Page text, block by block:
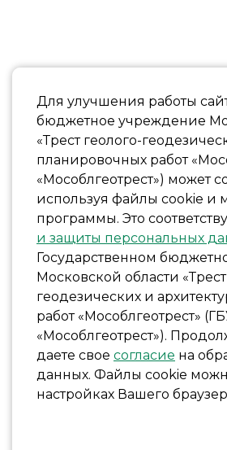
Для улучшения работы
бюджетное учреждение
«Трест геолого-
планировочных работ
«Мособлгеотрест») может
используя файлы cookie и
программы. Это
и защиты персональных
Государственном
Московской области
геодезических и
работ «Мособлгеотрест»
«Мособлгеотрест»).
даете свое согласие на
данных. Файлы cookie
настройках Вашего